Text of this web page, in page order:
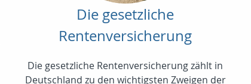
Die gesetzliche
Rentenversicherung
Die gesetzliche Rentenversicherung zählt in
Deutschland zu den wichtigsten Zweigen der